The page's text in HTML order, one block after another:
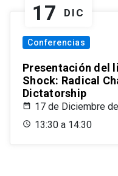
17 DIC
Conferencias
Presentación del
Shock: Radical
Dictatorship
17 de Diciembre
13:30 a 14:30